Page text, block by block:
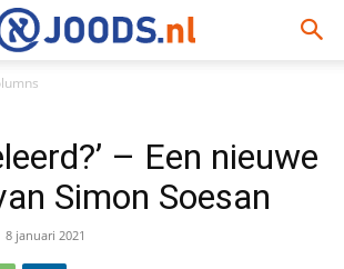
– Een nieuwe
Simon Soesan
8 januari 2021